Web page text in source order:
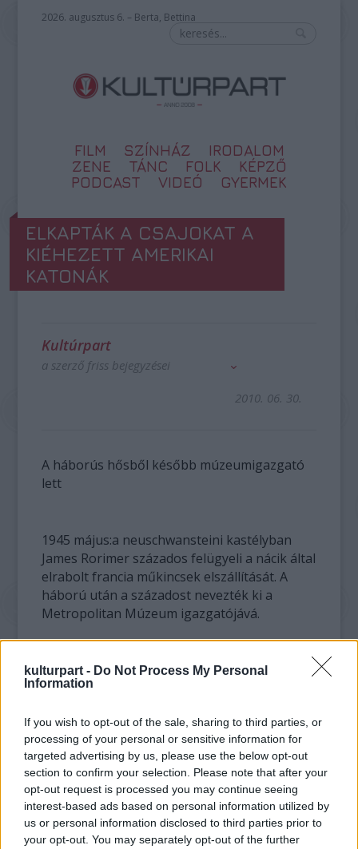
kulturpart - Do Not Process My Personal
Information
If you wish to opt-out of the sale, sharing to third parties, or
processing of your personal or sensitive information for
targeted advertising by us, please use the below opt-out
section to confirm your selection. Please note that after your
opt-out request is processed you may continue seeing
interest-based ads based on personal information utilized by
us or personal information disclosed to third parties prior to
your opt-out. You may separately opt-out of the further
2026. augusztus 6. – Berta, Bettina
FILM SZÍNHÁZ
IRODALOM
ZENE
TÁNC FOLK
KÉPZŐ
PODCAST
VIDEÓ GYERMEK
ELKAPTÁK A CSAJOKAT A
KIÉHEZETT AMERIKAI
KATONÁK
Kultúrpart
a szerző friss bejegyzései
2010. 06. 30.
A háborús hősből később múzeumigazgató
lett
1945 május:a neuschwansteini kastélyban
James Rorimer százados felügyeli a nácik által
elrabolt francia műkincsek elszállítását. A
háború után a századost nevezték ki a
Metropolitan Múzeum igazgatójává.